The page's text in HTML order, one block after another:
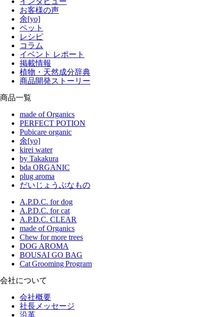
お客様の声
余[yo]
ペット
レシピ
コラム
イベント レポート
掲載情報
植物・天然成分辞典
商品開発ストーリー
商品一覧
made of Organics
PERFECT POTION
Pubicare organic
余[yo]
kirei water
by Takakura
bda ORGANIC
plug aroma
だいじょうぶなもの
A.P.D.C. for dog
A.P.D.C. for cat
A.P.D.C. CLEAR
made of Organics
Chew for more trees
DOG AROMA
BOUSAI GO BAG
Cat Grooming Program
会社について
会社概要
社長メッセージ
沿革